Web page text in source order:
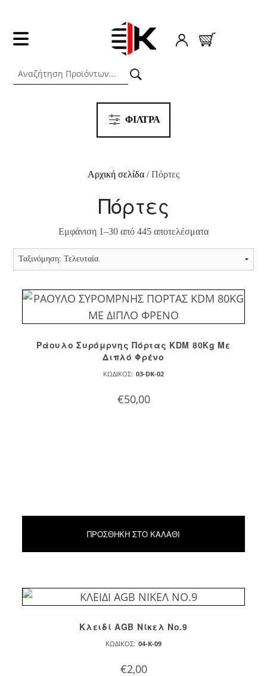
ΦΙΛΤΡΑ
Αρχική σελίδα / Πόρτες
Πόρτες
Εμφάνιση 1–30 από 445 αποτελέσματα
Ράουλο Συρόμρνης Πόρτας KDM 80Kg Με
Διπλό Φρένο
ΚΩΔΙΚΌΣ: 03-DK-02
€50,00
ΠΡΟΣΘΉΚΗ ΣΤΟ ΚΑΛΆΘΙ
Κλειδί AGB Νίκελ Νο.9
ΚΩΔΙΚΌΣ: 04-K-09
€2,00